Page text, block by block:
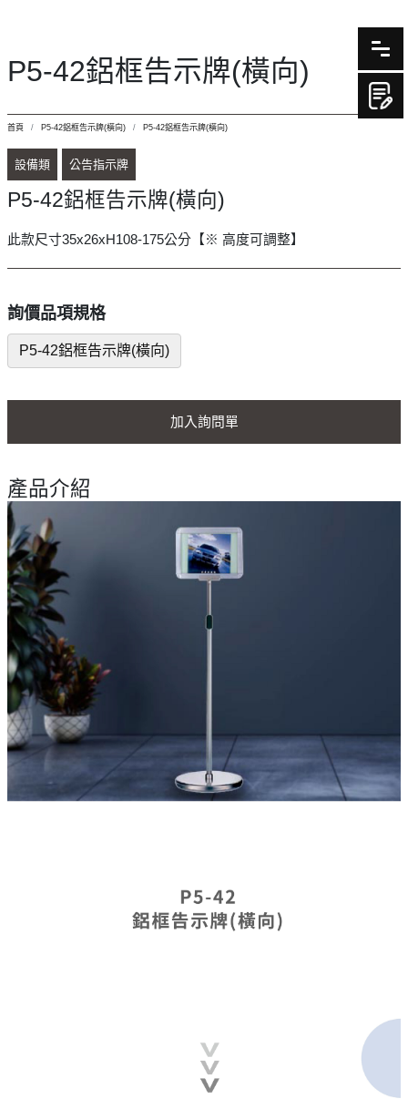
P5-42鋁框告示牌(橫向)
首頁 P5-42鋁框告示牌(橫向) P5-42鋁框告示牌(橫向)
設備類 公告指示牌
P5-42鋁框告示牌(橫向)
此款尺寸35x26xH108-175公分【※ 高度可調整】
詢價品項規格
P5-42鋁框告示牌(橫向)
加入詢問單
產品介紹